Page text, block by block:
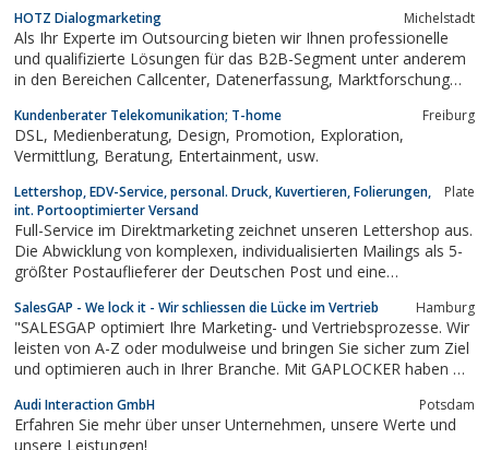
HOTZ Dialogmarketing Michelstadt
Als Ihr Experte im Outsourcing bieten wir Ihnen professionelle
und qualifizierte Lösungen für das B2B-Segment unter anderem
in den Bereichen Callcenter, Datenerfassung, Marktforschung
Kundenberater Telekomunikation; T-home Freiburg
DSL, Medienberatung, Design, Promotion, Exploration,
Vermittlung, Beratung, Entertainment, usw.
Lettershop, EDV-Service, personal. Druck, Kuvertieren, Folierungen,
int. Portooptimierter Versand
Plate
Full-Service im Direktmarketing zeichnet unseren Lettershop aus.
Die Abwicklung von komplexen, individualisierten Mailings als 5-
größter Postauflieferer der Deutschen Post und eine
unser großes Potential.
SalesGAP - We lock it - Wir schliessen die Lücke im Vertrieb Hamburg
"SALESGAP optimiert Ihre Marketing- und Vertriebsprozesse. Wir
leisten von A-Z oder modulweise und bringen Sie sicher zum Ziel
und optimieren auch in Ihrer Branche. Mit GAPLOCKER haben wir
Know How bündeln. GAPLOCKER ermöglicht uns eine exakte
exakte Analyse Ihres...
Audi Interaction GmbH Potsdam
Erfahren Sie mehr über unser Unternehmen, unsere Werte und
unsere Leistungen!